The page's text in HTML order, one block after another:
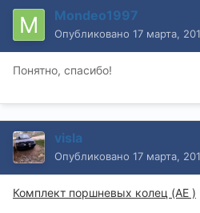
Mondeo1997
Опубликовано 17 марта,
Понятно, спасибо!
visla
Опубликовано 17 марта,
Комплект поршневых колец (AE )